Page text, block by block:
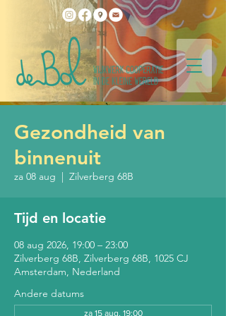
Gezondheid van
binnenuit
za 08 aug
  |
Zilverberg 68B
Tijd en locatie
08 aug 2026, 19:00 – 23:00
Zilverberg 68B, Zilverberg 68B, 1025 CJ
Amsterdam, Nederland
Andere datums
za 15 aug, 19:00